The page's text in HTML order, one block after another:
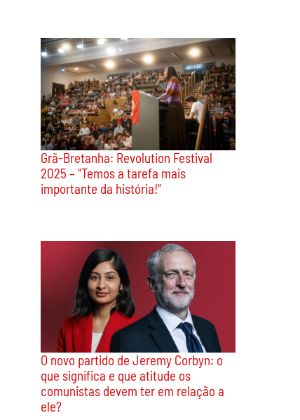
Grã-Bretanha: Revolution Festival
2025 – “Temos a tarefa mais
importante da história!”
O novo partido de Jeremy Corbyn: o
que significa e que atitude os
comunistas devem ter em relação a
ele?